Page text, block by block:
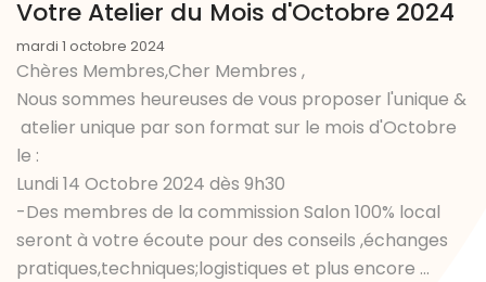
Votre Atelier du Mois d'Octobre 2024
mardi 1 octobre 2024
Chères Membres,Cher Membres ,
Nous sommes heureuses de vous proposer l'unique &
atelier unique par son format sur le mois d'Octobre
le :
Lundi 14 Octobre 2024 dès 9h30
-Des membres de la commission Salon 100% local
seront à votre écoute pour des conseils ,échanges
pratiques,techniques;logistiques et plus encore ...